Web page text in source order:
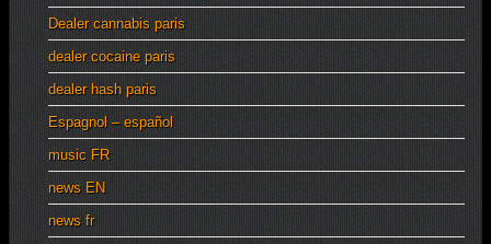
Dealer cannabis paris
dealer cocaine paris
dealer hash paris
Espagnol – español
music FR
news EN
news fr